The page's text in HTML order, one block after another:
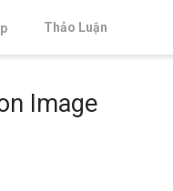
Thảo Luận
Image